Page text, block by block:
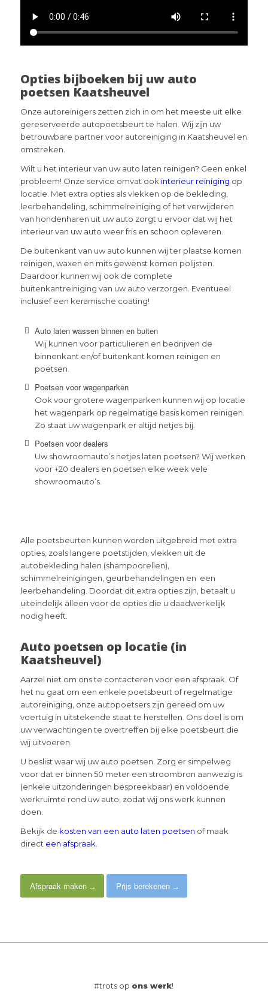
Opties bijboeken bij uw auto
poetsen Kaatsheuvel
Onze autoreinigers zetten zich in om het meeste uit elke
gereserveerde autopoetsbeurt te halen. Wij zijn uw
betrouwbare partner voor autoreiniging in Kaatsheuvel en
omstreken.
Wilt u het interieur van uw auto laten reinigen? Geen enkel
probleem! Onze service omvat ook interieur reiniging op
locatie. Met extra opties als vlekken op de bekleding,
leerbehandeling, schimmelreiniging of het verwijderen
van hondenharen uit uw auto zorgt u ervoor dat wij het
interieur van uw auto weer fris en schoon opleveren.
De buitenkant van uw auto kunnen wij ter plaatse komen
reinigen, waxen en mits gewenst komen polijsten.
Daardoor kunnen wij ook de complete
buitenkantreiniging van uw auto verzorgen. Eventueel
inclusief een keramische coating!
Auto laten wassen binnen en buiten
Wij kunnen voor particulieren en bedrijven de
binnenkant en/of buitenkant komen reinigen en
poetsen.
Poetsen voor wagenparken
Ook voor grotere wagenparken kunnen wij op locatie
het wagenpark op regelmatige basis komen reinigen.
Zo staat uw wagenpark er altijd netjes bij.
Poetsen voor dealers
Uw showroomauto’s netjes laten poetsen? Wij werken
voor +20 dealers en poetsen elke week vele
showroomauto’s.
Alle poetsbeurten kunnen worden uitgebreid met extra
opties, zoals langere poetstijden, vlekken uit de
autobekleding halen (shampoorellen),
schimmelreinigingen, geurbehandelingen en een
leerbehandeling. Doordat dit extra opties zijn, betaalt u
uiteindelijk alleen voor de opties die u daadwerkelijk
nodig heeft.
Auto poetsen op locatie (in
Kaatsheuvel)
Aarzel niet om ons te contacteren voor een afspraak. Of
het nu gaat om een enkele poetsbeurt of regelmatige
autoreiniging, onze autopoetsers zijn gereed om uw
voertuig in uitstekende staat te herstellen. Ons doel is om
uw verwachtingen te overtreffen bij elke poetsbeurt die
wij uitvoeren.
U beslist waar wij uw auto poetsen. Zorg er simpelweg
voor dat er binnen 50 meter een stroombron aanwezig is
(enkele uitzonderingen bespreekbaar) en voldoende
werkruimte rond uw auto, zodat wij ons werk kunnen
doen.
Bekijk de kosten van een auto laten poetsen of maak
direct een afspraak.
Afspraak maken Prijs berekenen
#trots op ons werk!